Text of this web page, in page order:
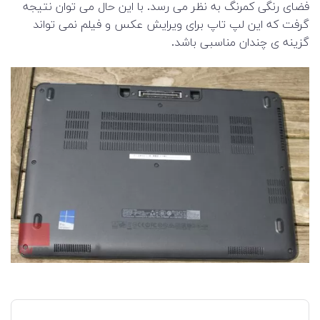
فضای رنگی کمرنگ به نظر می رسد. با این حال می توان نتیجه
گرفت که این لپ تاپ برای ویرایش عکس و فیلم نمی تواند
گزینه ی چندان مناسبی باشد.